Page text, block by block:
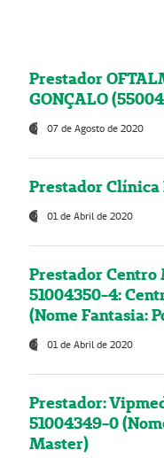
Prestador
GONÇALO
07 de Agosto de 2020
Prestador
01 de Abril de 2020
Prestador
51004350-4:
(Nome Fantasia:
01 de Abril de 2020
Prestador:
51004349-0
Master)